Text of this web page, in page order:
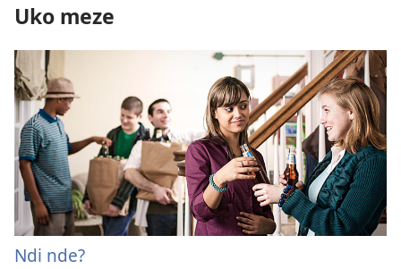
Uko meze
Ndi nde?